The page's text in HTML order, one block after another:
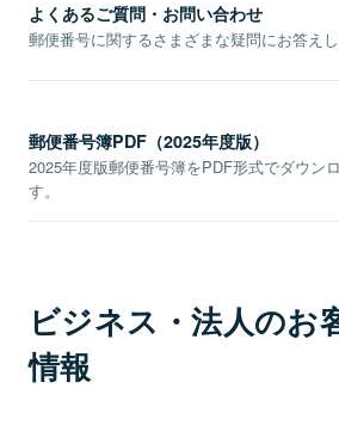
よくあるご質問・お問い合わせ
郵便番号に関するさまざまな疑問にお答えし
郵便番号簿PDF（2025年度版）
2025年度版郵便番号簿をPDF形式でダウン
す。
ビジネス・法人のお
情報